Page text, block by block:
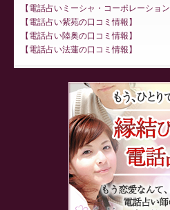
電話占いミーシャ・コーポレーショ
電話占い紫苑の口コミ情報
電話占い陸奥の口コミ情報
電話占い法蓮の口コミ情報